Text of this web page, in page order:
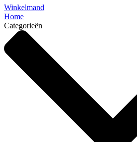
Winkelmand
Home
Categorieën